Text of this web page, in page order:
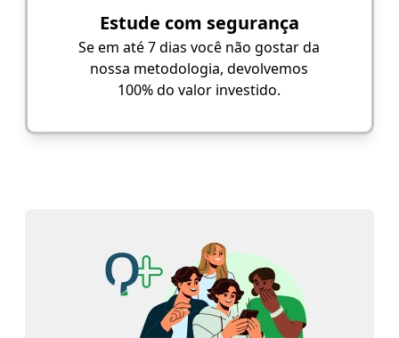
Estude com segurança
Se em até 7 dias você não gostar da
nossa metodologia, devolvemos
100% do valor investido.